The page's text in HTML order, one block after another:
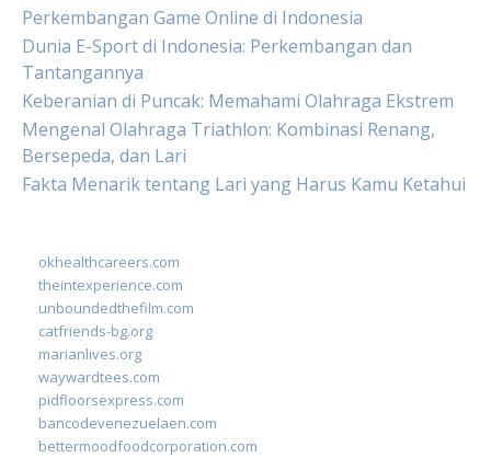
Perkembangan Game Online di Indonesia
Dunia E-Sport di Indonesia: Perkembangan dan
Tantangannya
Keberanian di Puncak: Memahami Olahraga Ekstrem
Mengenal Olahraga Triathlon: Kombinasi Renang,
Bersepeda, dan Lari
Fakta Menarik tentang Lari yang Harus Kamu Ketahui
okhealthcareers.com
theintexperience.com
unboundedthefilm.com
catfriends-bg.org
marianlives.org
waywardtees.com
pidfloorsexpress.com
bancodevenezuelaen.com
bettermoodfoodcorporation.com